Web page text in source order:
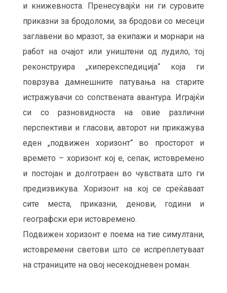
и книжевноста. Пренесувајќи ни ги суровите
приказни за бродоломи, за бродови со месеци
заглавени во мразот, за екипажи и морнари на
работ на очајот или уништени од лудило, тој
реконструира „хиперекспедиција“ која ги
поврзува дамнешните патувања на старите
истражувачи со сопствената авантура. Играјќи
си со разновидноста на овие различни
перспективи и гласови, авторот ни прикажува
еден „подвижен хоризонт“ во просторот и
времето – хоризонт кој е, сепак, истовремено
и постојан и долготраен во чувствата што ги
предизвикува. Хоризонт на кој се среќаваат
сите места, приказни, денови, години и
географски ери истовремено.
Подвижен хоризонт е поема на тие симултани,
истовремени светови што се испреплетуваат
на страниците на овој несекојдневен роман.